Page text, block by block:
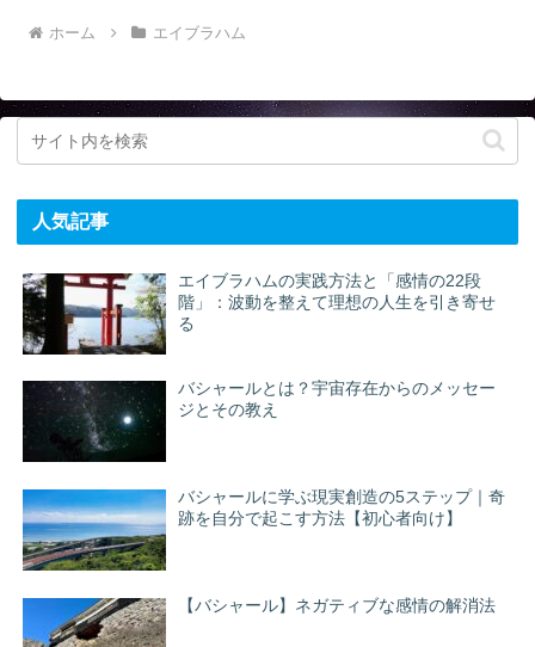
ホーム エイブラハム
人気記事
エイブラハムの実践方法と「感情の22段
階」：波動を整えて理想の人生を引き寄せ
る
バシャールとは？宇宙存在からのメッセー
ジとその教え
バシャールに学ぶ現実創造の5ステップ｜奇
跡を自分で起こす方法【初心者向け】
【バシャール】ネガティブな感情の解消法